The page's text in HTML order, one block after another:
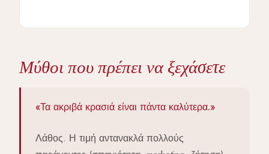
Μύθοι που πρέπει να ξεχάσετε
«Τα ακριβά κρασιά είναι πάντα καλύτερα.»
Λάθος. Η τιμή αντανακλά πολλούς